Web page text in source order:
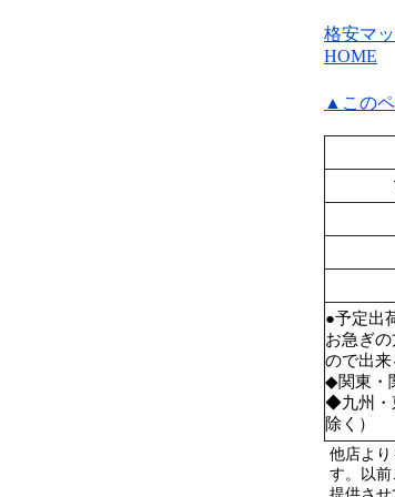
格安マ
HOME
▲この
●予定出
お急ぎ
ので出来
◆関東・
◆九州・
除く）
他店よ
す。以